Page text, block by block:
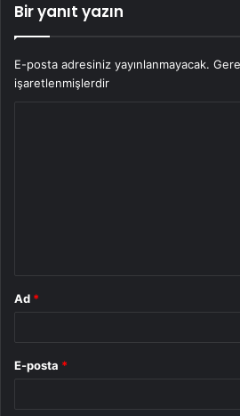
Bir yanıt yazın
E-posta adresiniz yayınlanmayacak.
işaretlenmişlerdir
Ad *
E-posta *